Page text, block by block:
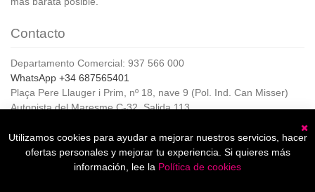
Contacto
Departamento Comercial: 937 566 000
WhatsApp +34 687565401
Plaça Pere Llauger i Prim, nº 18, nave 9 (Pol. Ind. Can Misser)
Autopista del Maresme C-32, Salida 113
Horario de Atención al cliente:
De lunes a jueves de 8:00 a 17:00,
Viernes de 8:00 a 15:00
Utilizamos cookies para ayudar a mejorar nuestros servicios, hacer
ofertas personales y mejorar tu experiencia. Si quieres más
información, lee la Política de cookies